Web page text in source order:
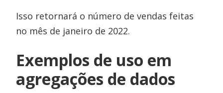
Isso retornará o número de vendas feitas
no mês de janeiro de 2022.
Exemplos de uso em
agregações de dados